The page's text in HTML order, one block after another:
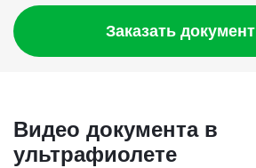
Заказать документ
Видео документа в
ультрафиолете